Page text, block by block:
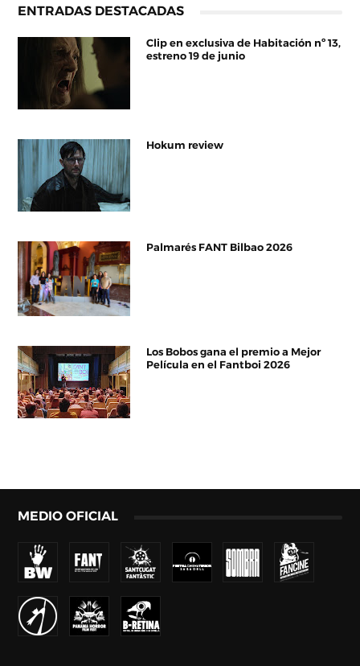
ENTRADAS DESTACADAS
Clip en exclusiva de Habitación nº 13,
estreno 19 de junio
Hokum review
Palmarés FANT Bilbao 2026
Los Bobos gana el premio a Mejor
Película en el Fantboi 2026
MEDIO OFICIAL